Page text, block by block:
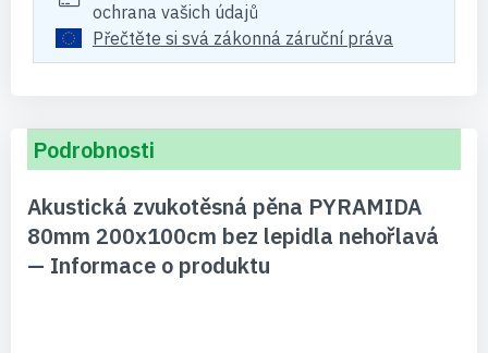
ochrana vašich údajů
Přečtěte si svá zákonná záruční práva
Podrobnosti
Akustická zvukotěsná pěna PYRAMIDA
80mm 200x100cm bez lepidla nehořlavá
— Informace o produktu